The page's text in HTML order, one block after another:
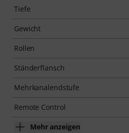
Tiefe
Gewicht
Rollen
Ständerflansch
Mehrkanalendstufe
Remote Control
Mehr anzeigen